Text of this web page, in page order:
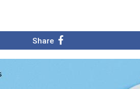
Share